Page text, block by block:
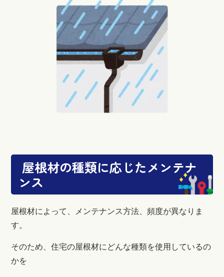
屋根材の種類に応じたメンテナ
ンス
屋根材によって、メンテナンス方法、頻度が異なりま
す。
そのため、住宅の屋根材にどんな種類を使用しているの
かを